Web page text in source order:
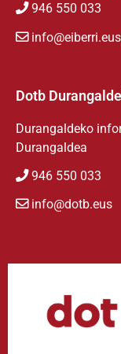
946 550 033
info@eiberri.eus
Dotb
Durangaldeko
Durangaldea
946 550 033
info@dotb.eus